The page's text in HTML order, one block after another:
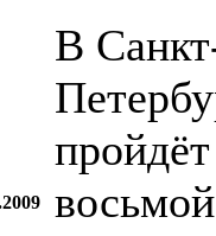
В
пройдёт